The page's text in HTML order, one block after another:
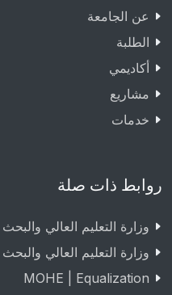
عن الجامعة
الطلبة
أكاديمي
مشاريع
خدمات
روابط ذات صلة
وزارة التعليم العالي
وزارة التعليم العالي
MOHE | Equalization